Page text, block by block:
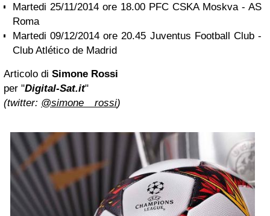
Martedi 25/11/2014 ore 18.00 PFC CSKA Moskva - AS
Roma
Martedi 09/12/2014 ore 20.45 Juventus Football Club -
Club Atlético de Madrid
Articolo di Simone Rossi
per "Digital-Sat.it"
(twitter: @simone__rossi)